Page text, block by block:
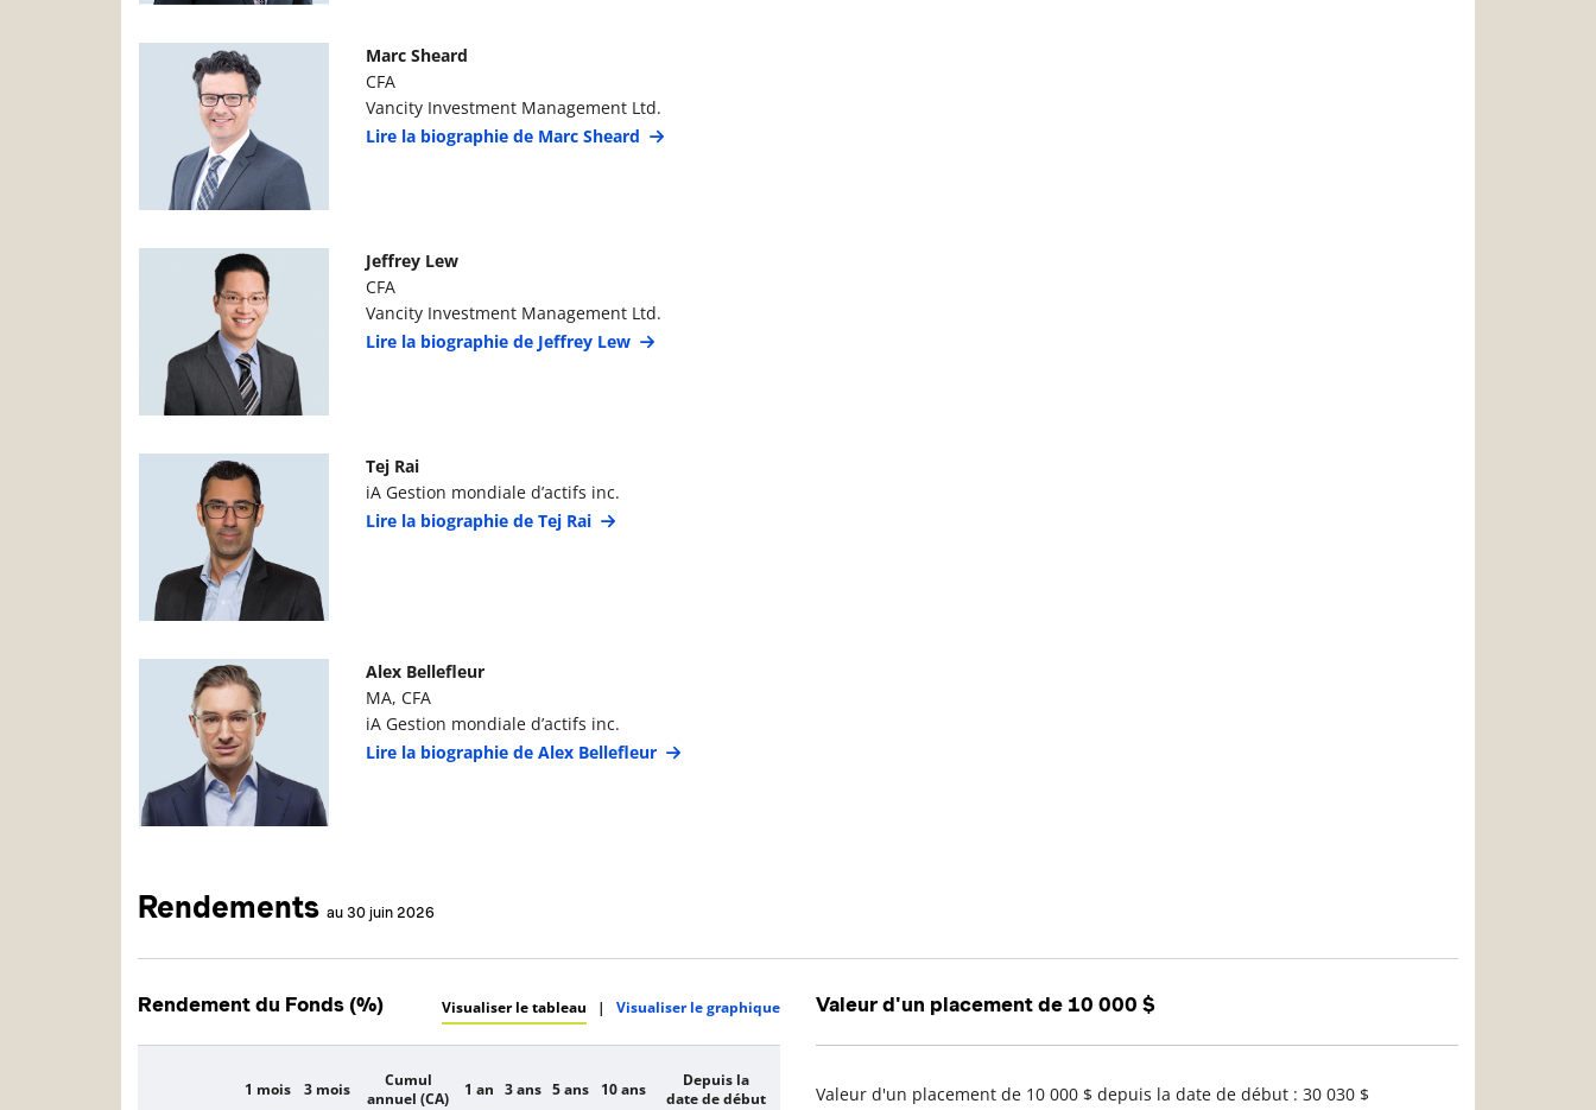
Photo du gestionnaire de portefeuille
Marc Sheard
CFA
Vancity Investment Management Ltd.
Lire la biographie de Marc Sheard
Photo du gestionnaire de portefeuille
Jeffrey Lew
CFA
Vancity Investment Management Ltd.
Lire la biographie de Jeffrey Lew
Photo du gestionnaire de portefeuille
Tej Rai
iA Gestion mondiale d’actifs inc.
Lire la biographie de Tej Rai
Photo du gestionnaire de portefeuille
Alex Bellefleur
MA, CFA
iA Gestion mondiale d’actifs inc.
Lire la biographie de Alex Bellefleur
Rendements au 30 juin 2026
Rendement du Fonds (%) Visualiser le tableau | Visualiser le graphique
Description
1 mois 3 mois
Cumul
annuel (CA)
1 an 3 ans 5 ans 10 ans
Depuis la
date de début
Valeur d'un placement de 10 000 $
Valeur d'un placement de 10 000 $ depuis la date de début : 30 030 $